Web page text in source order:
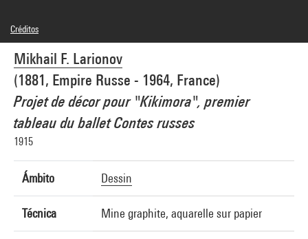
Mikhail F. Larionov
(1881, Empire Russe - 1964, France)
Projet de décor pour "Kikimora", premier
tableau du ballet Contes russes
1915
Ámbito Dessin
Técnica Mine graphite, aquarelle sur papier
Créditos
© Adagp, Paris
Créditos fotográficos : Centre Pompidou, MNAM-CCI/Philippe Migeat/Dist.
GrandPalaisRmn
Referencia de la imagen : 4R14935 [1992 CX 0020]
Difusión de la imagen :GrandPalaisRmnPhoto